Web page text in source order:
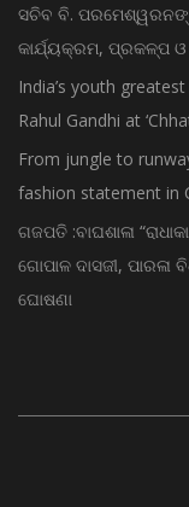
ସଚିବ ବି.
କାର୍ଯ୍ୟକ୍ରମ, ପ୍ରକଳ୍ପ ଓ
India’s youth
Rahul Gandhi at
From jungle to
fashion statement in
ଗଜପତି :ବାଘଶାଳା
ଗୋପାଳ ଦାସଜୀ,
ଘୋଷଣା